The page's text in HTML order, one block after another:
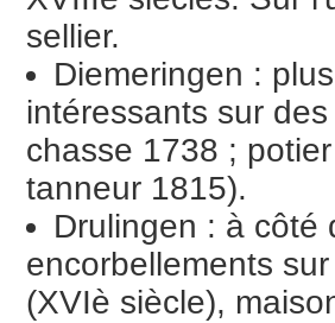
sellier.
Diemeringen :
intéressants sur
chasse 1738 ;
tanneur 1815).
Drulingen : à côté
encorbellements
(XVIè siècle),